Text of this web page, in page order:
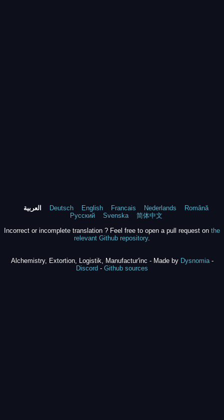
العربية Deutsch English Francais Nederlands
Română
Русский
Svenska
简体中文
Incorrect or incomplete translation ? Feel free to open a pull request on the
relevant Github repository.
Alchemistry, Extortion, Logistik, Manufactur'inc - Made by Dysnomia-
Discord - Github sources